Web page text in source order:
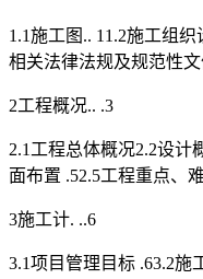
1.1施工图.. 11.2施工组
相关法律法规及规范性文
2工程概况.. .3
2.1工程总体概况2.2设计
面布置 .52.5工程重点、
3施工计. ..6
3.1项目管理目标 .63.2施